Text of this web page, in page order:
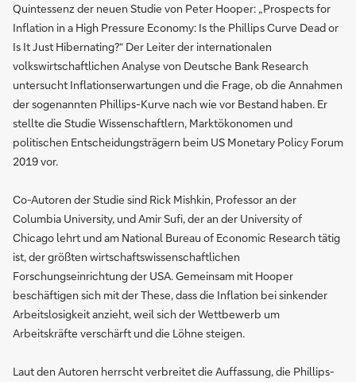
Quintessenz der neuen Studie von Peter Hooper: „Prospects for
Inflation in a High Pressure Economy: Is the Phillips Curve Dead or
Is It Just Hibernating?“ Der Leiter der internationalen
volkswirtschaftlichen Analyse von Deutsche Bank Research
untersucht Inflationserwartungen und die Frage, ob die Annahmen
der sogenannten Phillips-Kurve nach wie vor Bestand haben. Er
stellte die Studie Wissenschaftlern, Marktökonomen und
politischen Entscheidungsträgern beim US Monetary Policy Forum
2019 vor.
Co-Autoren der Studie sind Rick Mishkin, Professor an der
Columbia University, und Amir Sufi, der an der University of
Chicago lehrt und am National Bureau of Economic Research tätig
ist, der größten wirtschaftswissenschaftlichen
Forschungseinrichtung der USA. Gemeinsam mit Hooper
beschäftigen sich mit der These, dass die Inflation bei sinkender
Arbeitslosigkeit anzieht, weil sich der Wettbewerb um
Arbeitskräfte verschärft und die Löhne steigen.
Laut den Autoren herrscht verbreitet die Auffassung, die Phillips-